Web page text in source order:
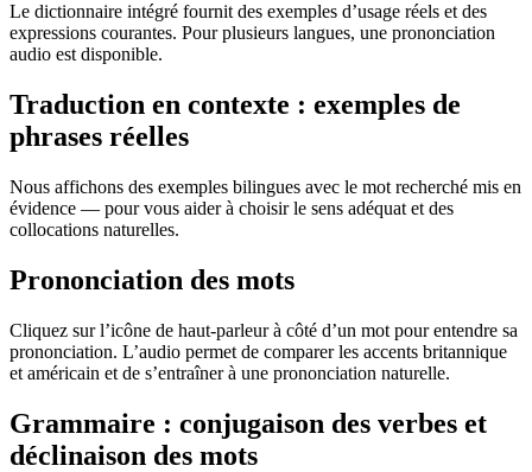
Le dictionnaire intégré fournit des exemples d’usage réels et des
expressions courantes. Pour plusieurs langues, une prononciation
audio est disponible.
Traduction en contexte : exemples de
phrases réelles
Nous affichons des exemples bilingues avec le mot recherché mis en
évidence — pour vous aider à choisir le sens adéquat et des
collocations naturelles.
Prononciation des mots
Cliquez sur l’icône de haut-parleur à côté d’un mot pour entendre sa
prononciation. L’audio permet de comparer les accents britannique
et américain et de s’entraîner à une prononciation naturelle.
Grammaire : conjugaison des verbes et
déclinaison des mots